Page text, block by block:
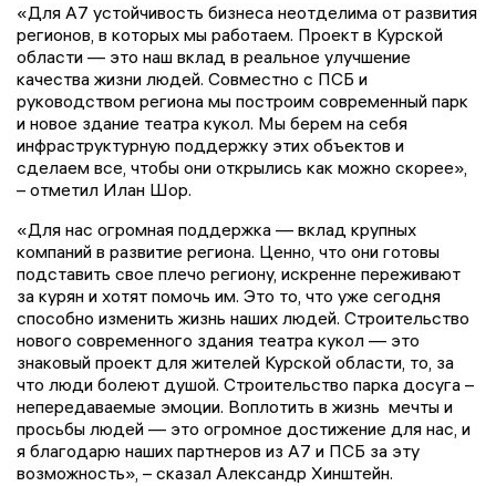
«Для А7 устойчивость бизнеса неотделима от развития
регионов, в которых мы работаем. Проект в Курской
области — это наш вклад в реальное улучшение
качества жизни людей. Совместно с ПСБ и
руководством региона мы построим современный парк
и новое здание театра кукол. Мы берем на себя
инфраструктурную поддержку этих объектов и
сделаем все, чтобы они открылись как можно скорее»,
– отметил Илан Шор.
«Для нас огромная поддержка — вклад крупных
компаний в развитие региона. Ценно, что они готовы
подставить свое плечо региону, искренне переживают
за курян и хотят помочь им. Это то, что уже сегодня
способно изменить жизнь наших людей. Строительство
нового современного здания театра кукол — это
знаковый проект для жителей Курской области, то, за
что люди болеют душой. Строительство парка досуга –
непередаваемые эмоции. Воплотить в жизнь мечты и
просьбы людей — это огромное достижение для нас, и
я благодарю наших партнеров из А7 и ПСБ за эту
возможность», – сказал Александр Хинштейн.